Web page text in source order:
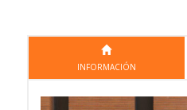
INFORMACIÓN